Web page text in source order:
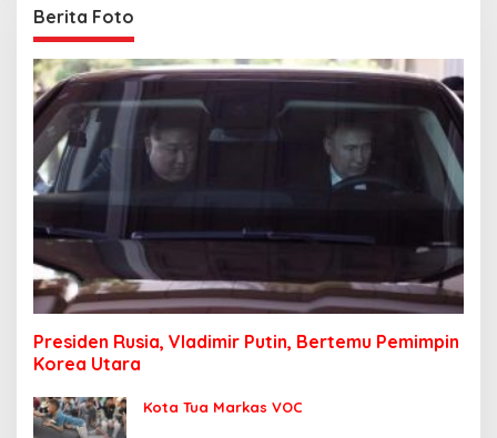
Berita Foto
Presiden Rusia, Vladimir Putin, Bertemu Pemimpin
Korea Utara
Kota Tua Markas VOC